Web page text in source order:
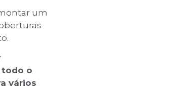
um
todo o
vários